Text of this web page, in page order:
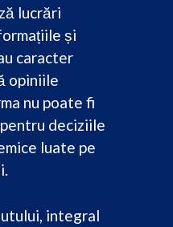
lucrări
și
caracter
opiniile
nu poate fi
deciziile
luate pe
integral